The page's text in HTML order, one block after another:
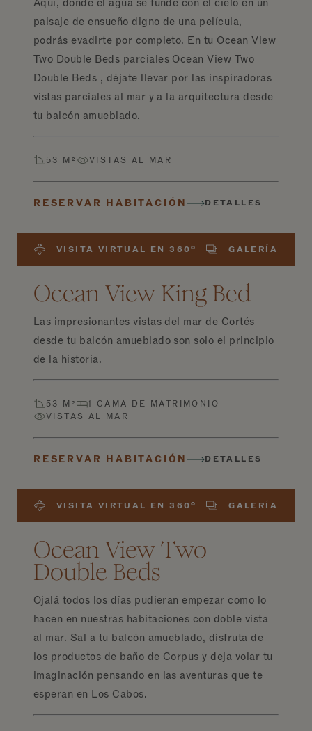
Aquí, donde el agua se funde con el cielo en un
paisaje de ensueño digno de una película,
podrás evadirte por completo. En tu Ocean View
Two Double Beds parciales Ocean View Two
Double Beds , déjate llevar por las inspiradoras
vistas parciales al mar y a la arquitectura desde
tu balcón amueblado.
53 M² VISTAS AL MAR
RESERVAR HABITACIÓN DETALLES
VISITA VIRTUAL EN 360º GALERÍA
Ocean View King Bed
Las impresionantes vistas del mar de Cortés
desde tu balcón amueblado son solo el principio
de la historia.
53 M²
1 CAMA DE MATRIMONIO
VISTAS AL MAR
RESERVAR HABITACIÓN DETALLES
VISITA VIRTUAL EN 360º GALERÍA
Ocean View Two
Double Beds
Ojalá todos los días pudieran empezar como lo
hacen en nuestras habitaciones con doble vista
al mar. Sal a tu balcón amueblado, disfruta de
los productos de baño de Corpus y deja volar tu
imaginación pensando en las aventuras que te
esperan en Los Cabos.